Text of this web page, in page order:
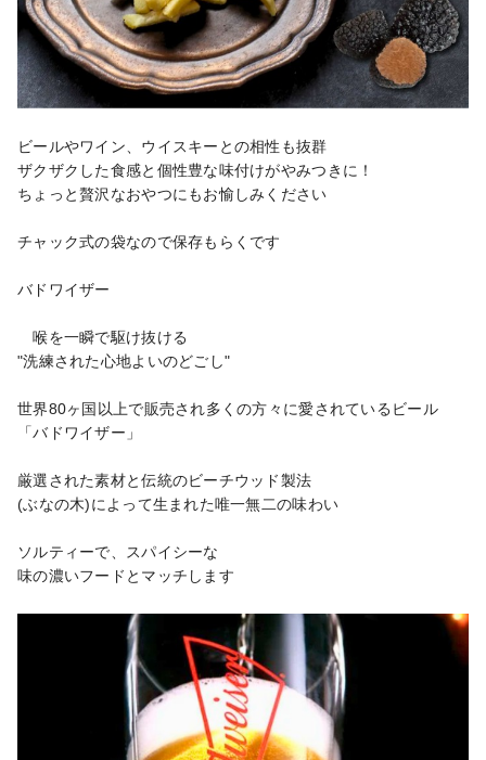
ビールやワイン、ウイスキーとの相性も抜群
ザクザクした食感と個性豊な味付けがやみつきに！
ちょっと贅沢なおやつにもお愉しみください
チャック式の袋なので保存もらくです
バドワイザー
喉を一瞬で駆け抜ける
"洗練された心地よいのどごし"
世界80ヶ国以上で販売され多くの方々に愛されているビール
「バドワイザー」
厳選された素材と伝統のビーチウッド製法
(ぶなの木)によって生まれた唯一無二の味わい
ソルティーで、スパイシーな
味の濃いフードとマッチします